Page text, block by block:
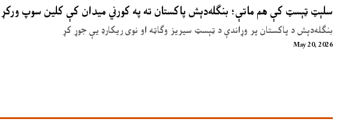
سلېټ ټېسټ کې هم ماتې؛ بنګله‌دېش پاکستان ته په کورني میدان کې کلین سوپ ورکړ
بنګله‌دېش د پاکستان پر وړاندې د ټېسټ سیریز وګاټه او نوی ریکارډ یې جوړ کړ
May 20, 2026